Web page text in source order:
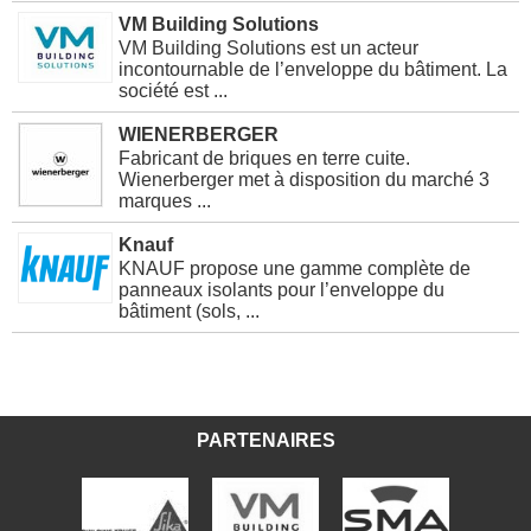
VM Building Solutions
VM Building Solutions est un acteur
incontournable de l’enveloppe du bâtiment. La
société est ...
WIENERBERGER
Fabricant de briques en terre cuite.
Wienerberger met à disposition du marché 3
marques ...
Knauf
KNAUF propose une gamme complète de
panneaux isolants pour l’enveloppe du
bâtiment (sols, ...
PARTENAIRES